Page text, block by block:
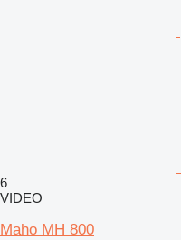
6
VIDEO
Maho MH 800